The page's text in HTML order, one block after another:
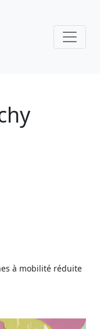
à mobilité réduite